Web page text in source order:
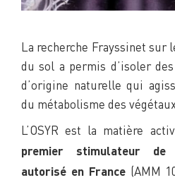
La recherche Frayssinet sur
du sol a permis d’isoler
d’origine naturelle qui
du métabolisme des
L’OSYR est la matière
premier stimulateur de
autorisé en France(AMM